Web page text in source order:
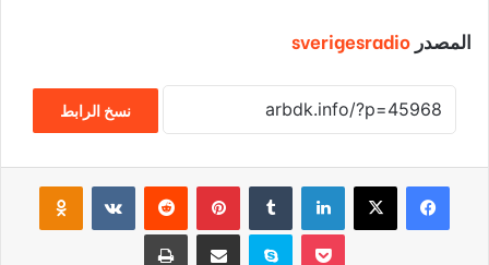
المصدر sverigesradio
نسخ الرابط
فيسبوك لينكدإن بينتيريست
سكايب